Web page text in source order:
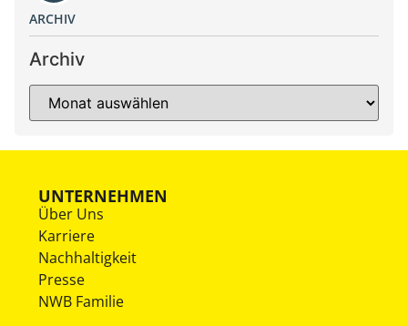
ARCHIV
Archiv
UNTERNEHMEN
Über Uns
Karriere
Nachhaltigkeit
Presse
NWB Familie